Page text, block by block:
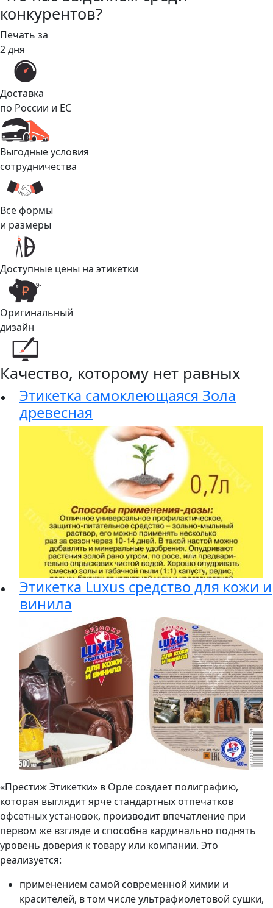
конкурентов?
Печать за
2 дня
Доставка
по России и ЕС
Выгодные условия
сотрудничества
Все формы
и размеры
Доступные цены на этикетки
Оригинальный
дизайн
Качество, которому нет равных
Этикетка самоклеющаяся Зола
древесная
Этикетка Luxus средство для кожи и
винила
«Престиж Этикетки» в Орле создает полиграфию,
которая выглядит ярче стандартных отпечатков
офсетных установок, производит впечатление при
первом же взгляде и способна кардинально поднять
уровень доверия к товару или компании. Это
реализуется:
применением самой современной химии и
красителей, в том числе ультрафиолетовой сушки,